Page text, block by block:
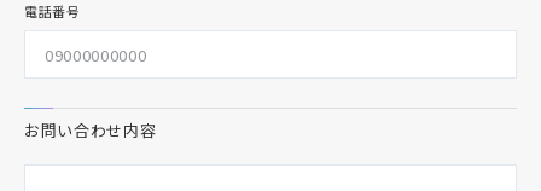
電話番号
お問い合わせ内容